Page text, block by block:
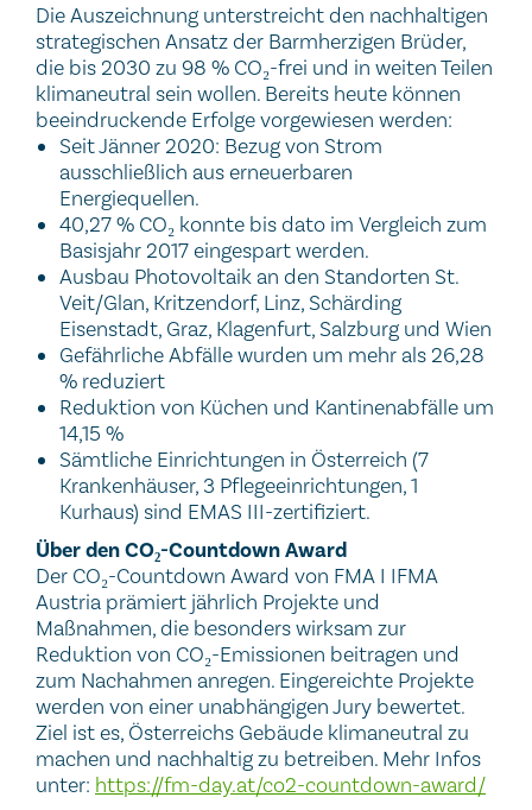
Die Auszeichnung unterstreicht den nachhaltigen
strategischen Ansatz der Barmherzigen Brüder,
die bis 2030 zu 98 % CO₂-frei und in weiten Teilen
klimaneutral sein wollen. Bereits heute können
beeindruckende Erfolge vorgewiesen werden:
Seit Jänner 2020: Bezug von Strom
ausschließlich aus erneuerbaren
Energiequellen.
40,27 % CO₂ konnte bis dato im Vergleich zum
Basisjahr 2017 eingespart werden.
Ausbau Photovoltaik an den Standorten St.
Veit/Glan, Kritzendorf, Linz, Schärding
Eisenstadt, Graz, Klagenfurt, Salzburg und Wien
Gefährliche Abfälle wurden um mehr als 26,28
% reduziert
Reduktion von Küchen und Kantinenabfälle um
14,15 %
Sämtliche Einrichtungen in Österreich (7
Krankenhäuser, 3 Pflegeeinrichtungen, 1
Kurhaus) sind EMAS III-zertifiziert.
Über den CO₂-Countdown Award
Der CO₂-Countdown Award von FMA I IFMA
Austria prämiert jährlich Projekte und
Maßnahmen, die besonders wirksam zur
Reduktion von CO₂-Emissionen beitragen und
zum Nachahmen anregen. Eingereichte Projekte
werden von einer unabhängigen Jury bewertet.
Ziel ist es, Österreichs Gebäude klimaneutral zu
machen und nachhaltig zu betreiben. Mehr Infos
unter: https://fm-day.at/co2-countdown-award/